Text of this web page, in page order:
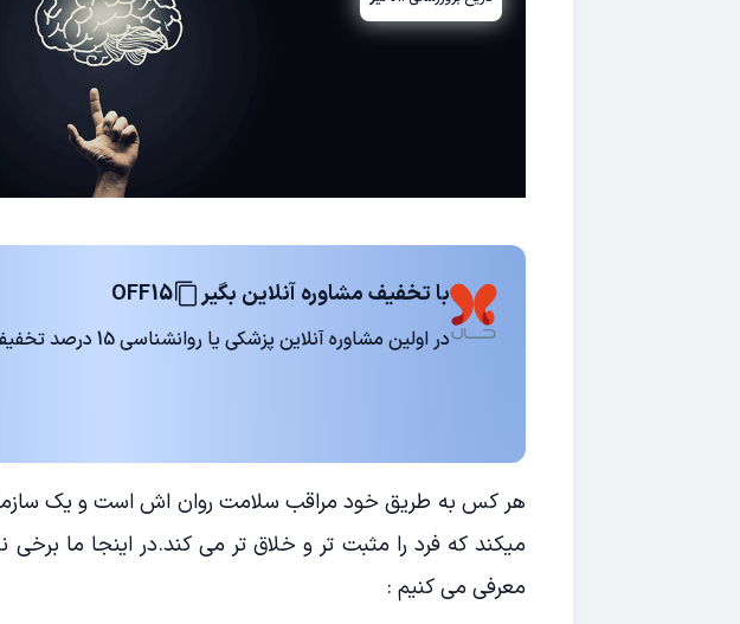
با تخفیف مشاوره آنلاین بگیر OFF15
در اولین مشاوره آنلاین پزشکی یا روانشناسی 15 درصد تخفیف بگیر
هر کس به طریق خود مراقب سلامت روان اش است و یک
میکند که فرد را مثبت تر و خلاق تر می کند.در اینجا ما برخی
معرفی می کنیم :